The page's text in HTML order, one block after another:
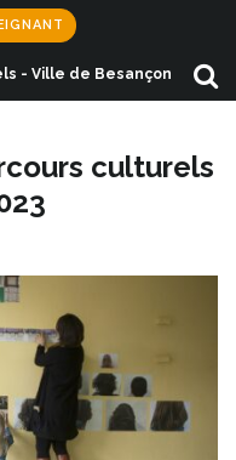
- Ville de Besançon
Aller
culturels